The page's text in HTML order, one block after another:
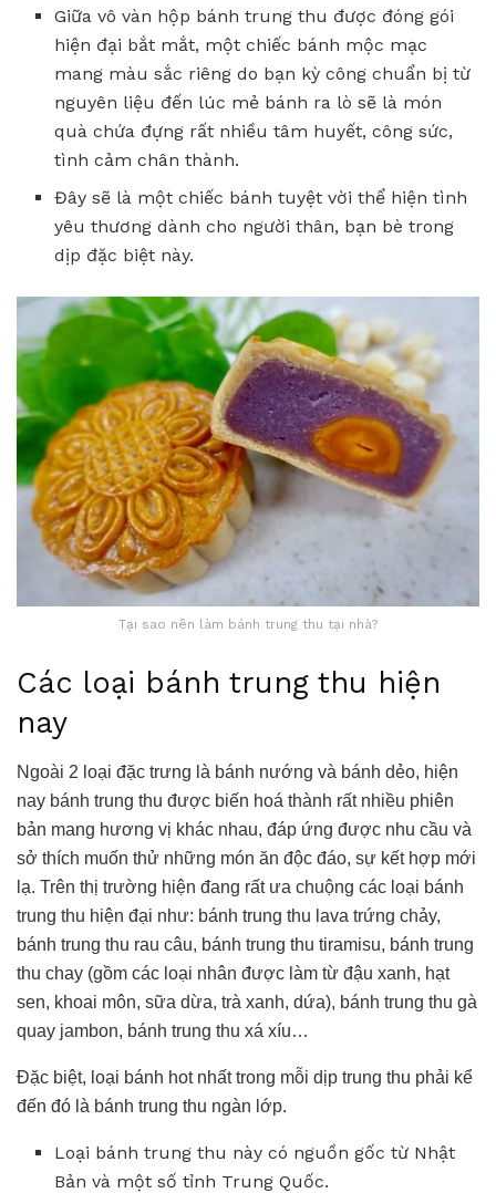
Giữa vô vàn hộp bánh trung thu được đóng gói
hiện đại bắt mắt, một chiếc bánh mộc mạc
mang màu sắc riêng do bạn kỳ công chuẩn bị từ
nguyên liệu đến lúc mẻ bánh ra lò sẽ là món
quà chứa đựng rất nhiều tâm huyết, công sức,
tình cảm chân thành.
Đây sẽ là một chiếc bánh tuyệt vời thể hiện tình
yêu thương dành cho người thân, bạn bè trong
dịp đặc biệt này.
Tại sao nên làm bánh trung thu tại nhà?
Các loại bánh trung thu hiện
nay
Ngoài 2 loại đặc trưng là bánh nướng và bánh dẻo, hiện
nay bánh trung thu được biến hoá thành rất nhiều phiên
bản mang hương vị khác nhau, đáp ứng được nhu cầu và
sở thích muốn thử những món ăn độc đáo, sự kết hợp mới
lạ. Trên thị trường hiện đang rất ưa chuộng các loại bánh
trung thu hiện đại như: bánh trung thu lava trứng chảy,
bánh trung thu rau câu, bánh trung thu tiramisu, bánh trung
thu chay (gồm các loại nhân được làm từ đậu xanh, hạt
sen, khoai môn, sữa dừa, trà xanh, dứa), bánh trung thu gà
quay jambon, bánh trung thu xá xíu…
Đặc biệt, loại bánh hot nhất trong mỗi dịp trung thu phải kể
đến đó là bánh trung thu ngàn lớp.
Loại bánh trung thu này có nguồn gốc từ Nhật
Bản và một số tỉnh Trung Quốc.